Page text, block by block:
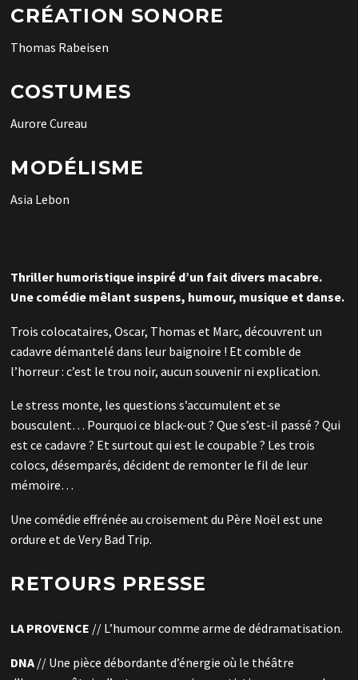
CRÉATION SONORE
Thomas Rabeisen
COSTUMES
Aurore Cureau
MODÉLISME
Asia Lebon
Thriller humoristique inspiré d’un fait divers macabre.
Une comédie mêlant suspens, humour, musique et danse.
Trois colocataires, Oscar, Thomas et Marc, découvrent un
cadavre démantelé dans leur baignoire ! Et comble de
l’horreur : c’est le trou noir, aucun souvenir ni explication.
Le stress monte, les questions s’accumulent et se
bousculent… Pourquoi ce black-out ? Que s’est-il passé ? Qui
est ce cadavre ? Et surtout qui est le coupable ? Les trois
colocs, désemparés, décident de remonter le fil de leur
mémoire…
Une comédie effrénée au croisement du Père Noël est une
ordure et de Very Bad Trip.
RETOURS PRESSE
LA PROVENCE // L’humour comme arme de dédramatisation.
DNA // Une pièce débordante d’énergie où le théâtre